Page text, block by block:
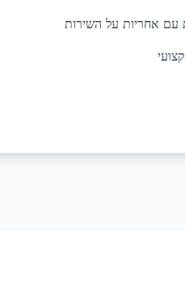
עם אחריות על השירות